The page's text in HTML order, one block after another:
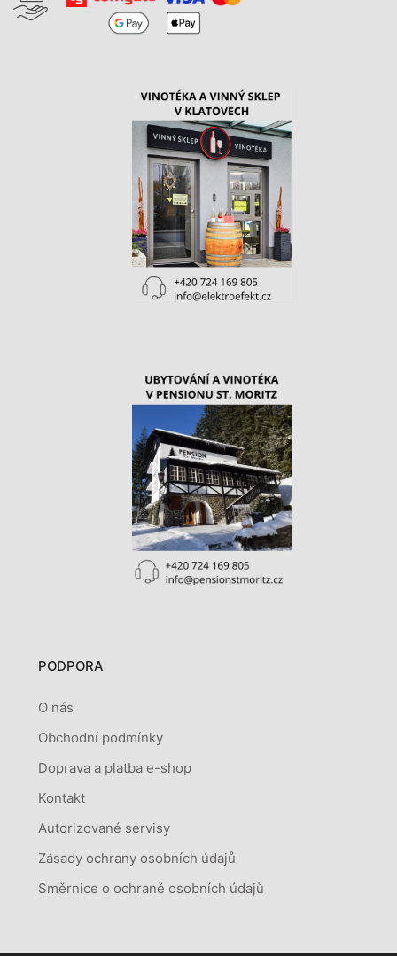
PODPORA
O nás
Obchodní podmínky
Doprava a platba e-shop
Kontakt
Autorizované servisy
Zásady ochrany osobních údajů
Směrnice o ochraně osobních údajů